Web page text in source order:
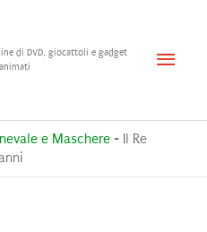
di DVD, giocattoli e gadget
Menu
e Maschere -
Il Re